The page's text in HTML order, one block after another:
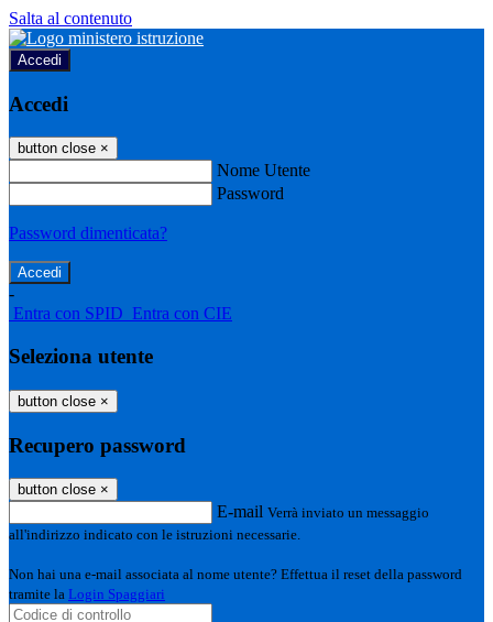
Salta al contenuto
Accedi
Accedi
button close ×
Nome Utente
Password
Password dimenticata?
-
Entra con SPID Entra con CIE
Seleziona utente
button close ×
Recupero password
button close ×
E-mail Verrà inviato un messaggio
all'indirizzo indicato con le istruzioni necessarie.
Non hai una e-mail associata al nome utente? Effettua il reset della password
tramite la Login Spaggiari